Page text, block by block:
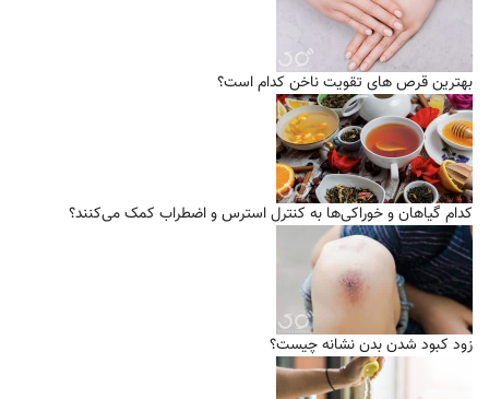
بهترین قرص های تقویت ناخن کدام است؟
کدام گیاهان و خوراکی‌ها به کنترل استرس و اضطراب کمک می‌کنند؟
زود کبود شدن بدن نشانه چیست؟